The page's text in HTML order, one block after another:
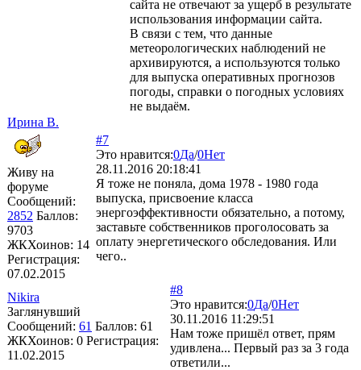
сайта не отвечают за ущерб в результате
использования информации сайта.
В связи с тем, что данные
метеорологических наблюдений не
архивируются, а используются только
для выпуска оперативных прогнозов
погоды, справки о погодных условиях
не выдаём.
Ирина В.
Живу на
форуме
Сообщений:
2852 Баллов:
9703
ЖКХоинов: 14
Регистрация:
07.02.2015
#7
Это нравится:0Да/0Нет
28.11.2016 20:18:41
Я тоже не поняла, дома 1978 - 1980 года
выпуска, присвоение класса
энергоэффективности обязательно, а потому,
заставьте собственников проголосовать за
оплату энергетического обследования. Или
чего..
Nikira
Заглянувший
Сообщений: 61 Баллов: 61
ЖКХоинов: 0 Регистрация:
11.02.2015
#8
Это нравится:0Да/0Нет
30.11.2016 11:29:51
Нам тоже пришёл ответ, прям
удивлена... Первый раз за 3 года
ответили...